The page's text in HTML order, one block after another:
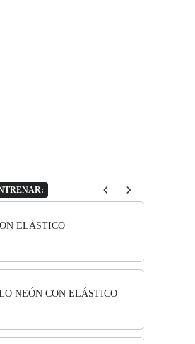
through product add-ons, or scroll
ELÁSTICO
NEÓN CON ELÁSTICO